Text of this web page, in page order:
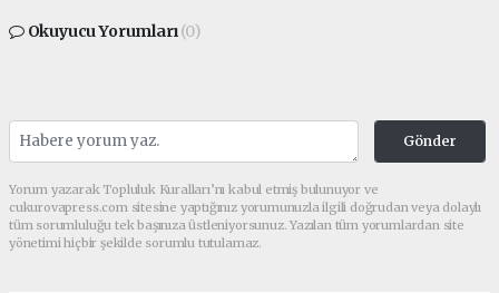
Okuyucu Yorumları(0)
Gönder
Yorum yazarak Topluluk Kuralları’nı kabul etmiş bulunuyor ve
cukurovapress.com sitesine yaptığınız yorumunuzla ilgili doğrudan veya dolaylı
tüm sorumluluğu tek başınıza üstleniyorsunuz. Yazılan tüm yorumlardan site
yönetimi hiçbir şekilde sorumlu tutulamaz.